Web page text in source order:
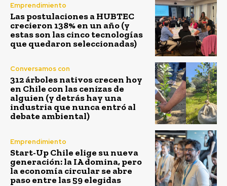
Emprendimiento
Las postulaciones a HUBTEC
crecieron 138% en un año (y
estas son las cinco tecnologías
que quedaron seleccionadas)
Conversamos con
312 árboles nativos crecen hoy
en Chile con las cenizas de
alguien (y detrás hay una
industria que nunca entró al
debate ambiental)
Emprendimiento
Start-Up Chile elige su nueva
generación: la IA domina, pero
la economía circular se abre
paso entre las 59 elegidas